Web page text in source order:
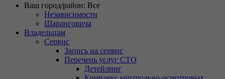
Ваш город/район: Все
Независимости
Шаранговича
Владельцам
Сервис
Запись на сервис
Перечень услуг СТО
Детейлинг